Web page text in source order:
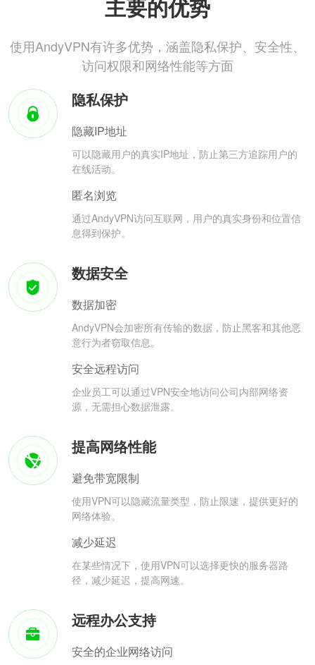
主要的优势
使用AndyVPN有许多优势，涵盖隐私保护、安全性、
访问权限和网络性能等方面
隐私保护
隐藏IP地址
可以隐藏用户的真实IP地址，防止第三方追踪用户的
在线活动。
匿名浏览
通过AndyVPN访问互联网，用户的真实身份和位置信
息得到保护。
数据安全
数据加密
AndyVPN会加密所有传输的数据，防止黑客和其他恶
意行为者窃取信息。
安全远程访问
企业员工可以通过VPN安全地访问公司内部网络资
源，无需担心数据泄露。
提高网络性能
避免带宽限制
使用VPN可以隐藏流量类型，防止限速，提供更好的
网络体验。
减少延迟
在某些情况下，使用VPN可以选择更快的服务器路
径，减少延迟，提高网速。
远程办公支持
安全的企业网络访问